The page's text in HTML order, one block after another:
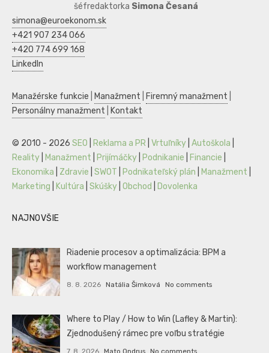
šéfredaktorka Simona Česaná
simona@euroekonom.sk
+421 907 234 066
+420 774 699 168
LinkedIn
Manažérske funkcie Manažment Firemný manažment
Personálny manažment
Kontakt
© 2010 - 2026 SEO Reklama a PR Vrtuľníky Autoškola
Reality
Manažment Prijímáčky Podnikanie Financie
Ekonomika
Zdravie SWOT Podnikateľský plán Manažment
Marketing
Kultúra Skúšky Obchod Dovolenka
NAJNOVŠIE
Riadenie procesov a optimalizácia: BPM a
workflow management
8. 8. 2026 Natália Šimková No comments
Where to Play / How to Win (Lafley & Martin):
Zjednodušený rámec pre voľbu stratégie
7. 8. 2026 Mato Ondrus No comments